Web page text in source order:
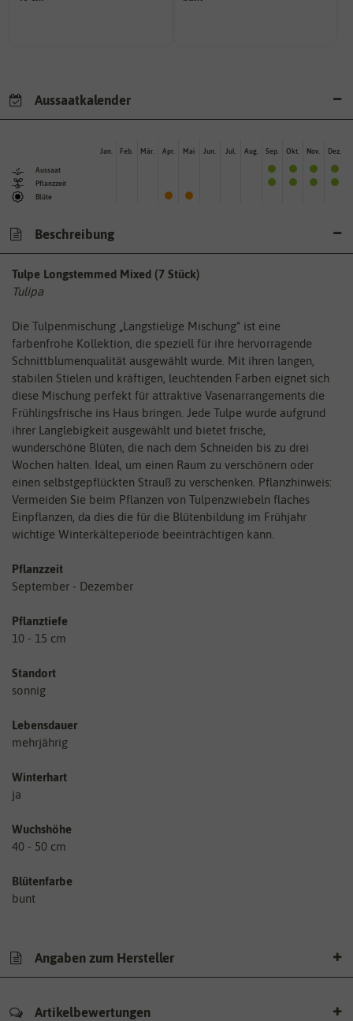
kann unter Idealumständen
Aussaatkalender
Aussaat
Pflanzzeit
Blüte
Jan. Feb. Mär. Apr. Mai Jun. Jul. Aug. Sep. Okt. Nov. Dez.
Beschreibung
Tulpe Longstemmed Mixed (7 Stück)
Tulipa
Die Tulpenmischung „Langstielige Mischung“ ist eine
farbenfrohe Kollektion, die speziell für ihre hervorragende
Schnittblumenqualität ausgewählt wurde. Mit ihren langen,
stabilen Stielen und kräftigen, leuchtenden Farben eignet sich
diese Mischung perfekt für attraktive Vasenarrangements die
Frühlingsfrische ins Haus bringen. Jede Tulpe wurde aufgrund
ihrer Langlebigkeit ausgewählt und bietet frische,
wunderschöne Blüten, die nach dem Schneiden bis zu drei
Wochen halten. Ideal, um einen Raum zu verschönern oder
einen selbstgepflückten Strauß zu verschenken. Pflanzhinweis:
Vermeiden Sie beim Pflanzen von Tulpenzwiebeln flaches
Einpflanzen, da dies die für die Blütenbildung im Frühjahr
wichtige Winterkälteperiode beeinträchtigen kann.
Pflanzzeit
September - Dezember
Pflanztiefe
10 - 15 cm
Standort
sonnig
Lebensdauer
mehrjährig
Winterhart
ja
Wuchshöhe
40 - 50 cm
Blütenfarbe
bunt
Angaben zum Hersteller
Artikelbewertungen